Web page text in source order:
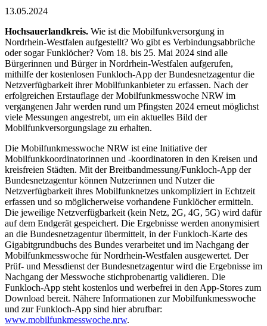
13.05.2024
Hochsauerlandkreis. Wie ist die Mobilfunkversorgung in
Nordrhein-Westfalen aufgestellt? Wo gibt es Verbindungsabbrüche
oder sogar Funklöcher? Vom 18. bis 25. Mai 2024 sind alle
Bürgerinnen und Bürger in Nordrhein-Westfalen aufgerufen,
mithilfe der kostenlosen Funkloch-App der Bundesnetzagentur die
Netzverfügbarkeit ihrer Mobilfunkanbieter zu erfassen. Nach der
erfolgreichen Erstauflage der Mobilfunkmesswoche NRW im
vergangenen Jahr werden rund um Pfingsten 2024 erneut möglichst
viele Messungen angestrebt, um ein aktuelles Bild der
Mobilfunkversorgungslage zu erhalten.
Die Mobilfunkmesswoche NRW ist eine Initiative der
Mobilfunkkoordinatorinnen und -koordinatoren in den Kreisen und
kreisfreien Städten. Mit der Breitbandmessung/Funkloch-App der
Bundesnetzagentur können Nutzerinnen und Nutzer die
Netzverfügbarkeit ihres Mobilfunknetzes unkompliziert in Echtzeit
erfassen und so möglicherweise vorhandene Funklöcher ermitteln.
Die jeweilige Netzverfügbarkeit (kein Netz, 2G, 4G, 5G) wird dafür
auf dem Endgerät gespeichert. Die Ergebnisse werden anonymisiert
an die Bundesnetzagentur übermittelt, in der Funkloch-Karte des
Gigabitgrundbuchs des Bundes verarbeitet und im Nachgang der
Mobilfunkmesswoche für Nordrhein-Westfalen ausgewertet. Der
Prüf- und Messdienst der Bundesnetzagentur wird die Ergebnisse im
Nachgang der Messwoche stichprobenartig validieren. Die
Funkloch-App steht kostenlos und werbefrei in den App-Stores zum
Download bereit. Nähere Informationen zur Mobilfunkmesswoche
und zur Funkloch-App sind hier abrufbar:
www.mobilfunkmesswoche.nrw.